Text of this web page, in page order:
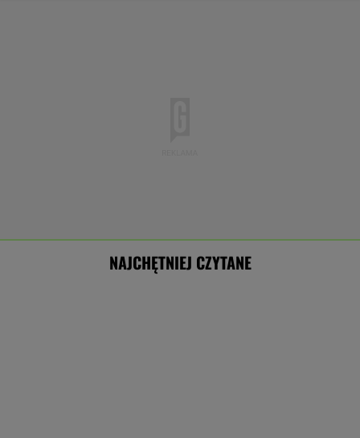
NAJCHĘTNIEJ CZYTANE